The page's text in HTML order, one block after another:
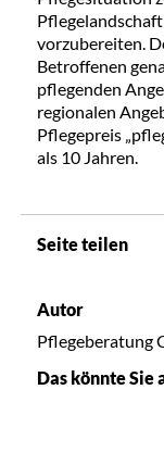
vorzubereiten.
Betroffenen
pflegenden
regionalen
Pflegepreis
als 10 Jahren.
Seite teilen
Autor
Pflegeberatung
Das könnte Sie